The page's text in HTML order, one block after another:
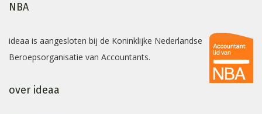
NBA
ideaa is aangesloten bij de Koninklijke Nederlandse
Beroepsorganisatie van Accountants.
over ideaa